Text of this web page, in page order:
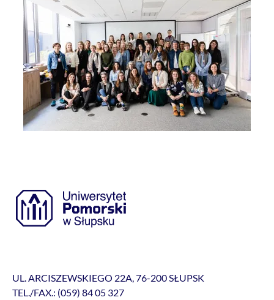
UL. ARCISZEWSKIEGO 22A, 76-200 SŁUPSK
TEL./FAX.: (059) 84 05 327